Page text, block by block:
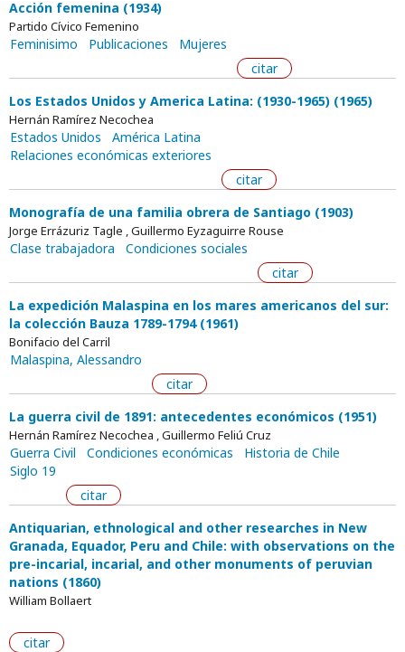
Acción femenina (1934)
Partido Cívico Femenino
Feminisimo Publicaciones
Mujeres
citar
Los Estados Unidos y America Latina: (1930-1965) (1965)
Hernán Ramírez Necochea
Estados Unidos
América Latina
Relaciones económicas exteriores
citar
Monografía de una familia obrera de Santiago (1903)
Jorge Errázuriz Tagle , Guillermo Eyzaguirre Rouse
Clase trabajadora
Condiciones sociales
citar
La expedición Malaspina en los mares americanos del sur:
la colección Bauza 1789-1794 (1961)
Bonifacio del Carril
Malaspina, Alessandro
citar
La guerra civil de 1891: antecedentes económicos (1951)
Hernán Ramírez Necochea , Guillermo Feliú Cruz
Guerra Civil Condiciones económicas
Historia de Chile
Siglo 19
citar
Antiquarian, ethnological and other researches in New
Granada, Equador, Peru and Chile: with observations on the
pre-incarial, incarial, and other monuments of peruvian
nations (1860)
William Bollaert
citar